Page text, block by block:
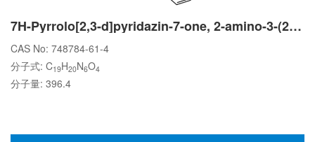
7H-Pyrrolo[2,3-d]pyridazin-7-one, 2-amino-3-(2-benzoxazolyl)-1,6-dihydro-6-methyl-4-nitro-1-pentyl-
CAS No: 748784-61-4
分子式: C19H20N6O4
分子量: 396.4